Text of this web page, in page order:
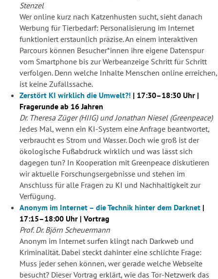
Stenzel
Wer online kurz nach Katzenhusten sucht, sieht danach
Werbung für Tierbedarf: Personalisierung im Internet
funktioniert erstaunlich präzise. An einem interaktiven
Parcours können Besucher*innen ihre eigene Datenspur
vom Smartphone bis zur Werbeanzeige Schritt für Schritt
verfolgen. Denn welche Inhalte Menschen online erreichen,
ist keine Zufallssache.
Zerstört KI wirklich die Umwelt?! | 17:30–18:30 Uhr |
Fragerunde ab 16 Jahren
Dr. Theresa Züger (HIIG) und Jonathan Niesel (Greenpeace)
Jedes Mal, wenn ein KI-System eine Anfrage beantwortet,
verbraucht es Strom und Wasser. Doch wie groß ist der
ökologische Fußabdruck wirklich und was lässt sich
dagegen tun? In Kooperation mit Greenpeace diskutieren
wir aktuelle Forschungsergebnisse und stehen im
Anschluss für alle Fragen zu KI und Nachhaltigkeit zur
Verfügung.
Anonym im Internet – die Technik hinter dem Darknet |
17:15–18:00 Uhr | Vortrag
Prof. Dr. Björn Scheuermann
Anonym im Internet surfen klingt nach Darkweb und
Kriminalität. Dabei steckt dahinter eine schlichte Frage:
Muss jeder sehen können, wer gerade welche Webseite
besucht? Dieser Vortrag erklärt, wie das Tor-Netzwerk das